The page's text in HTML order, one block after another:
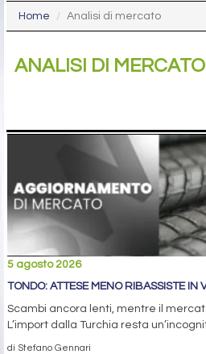
Home Analisi di mercato
ANALISI DI MERCATO
5 agosto 2026
TONDO: ATTESE MENO RIBASSISTE IN
Scambi ancora lenti, mentre il
L’import dalla Turchia resta
di Stefano Gennari